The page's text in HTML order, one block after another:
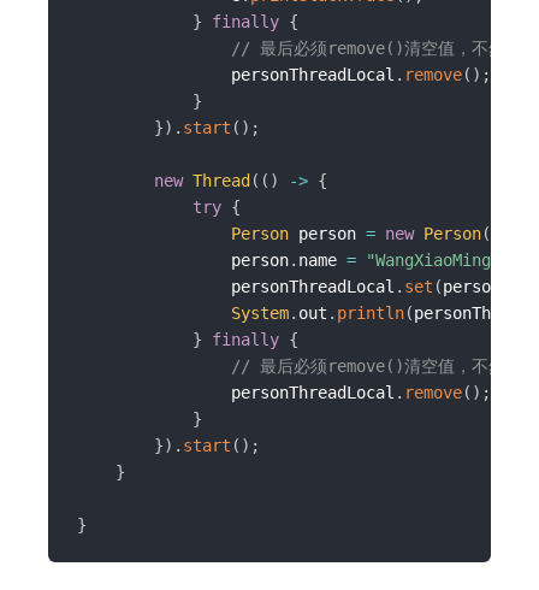
}
finally {
// 最后必须remove()清空值，不然存
                personThreadLocal
. remove( ) ;
}
}) . start ( ) ;
new Thread ( ( ) -> {
try {
Person person = new Person(
                person
. name = "WangXiaoMing"
                personThreadLocal
. set (person
System. out . println(
}
finally {
// 最后必须remove()清空值，不然存
                personThreadLocal
. remove( ) ;
}
}) . start ( ) ;
}
}